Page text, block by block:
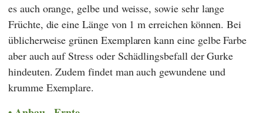
es auch orange, gelbe und weisse, sowie sehr lange
Früchte, die eine Länge von 1 m erreichen können. Bei
üblicherweise grünen Exemplaren kann eine gelbe Farbe
aber auch auf Stress oder Schädlingsbefall der Gurke
hindeuten. Zudem findet man auch gewundene und
krumme Exemplare.